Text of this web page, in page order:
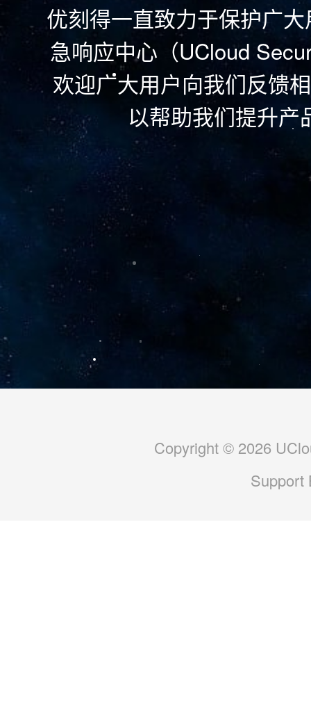
优刻得一直致力于保护广
急响应中心（UCloud
欢迎广大用户向我们反馈
以帮助我们提升产
Copyright © 2026